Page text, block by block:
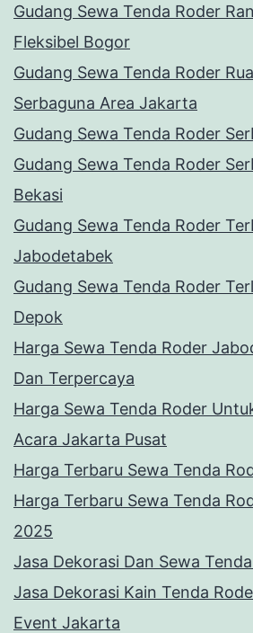
Gudang Sewa Tenda Roder
Fleksibel Bogor
Gudang Sewa Tenda Roder
Serbaguna Area Jakarta
Gudang Sewa Tenda Roder
Gudang Sewa Tenda Roder
Bekasi
Gudang Sewa Tenda Roder
Jabodetabek
Gudang Sewa Tenda Roder
Depok
Harga Sewa Tenda Roder
Dan Terpercaya
Harga Sewa Tenda Roder
Acara Jakarta Pusat
Harga Terbaru Sewa Tenda
Harga Terbaru Sewa Tenda
2025
Jasa Dekorasi Dan Sewa
Jasa Dekorasi Kain Tenda
Event Jakarta